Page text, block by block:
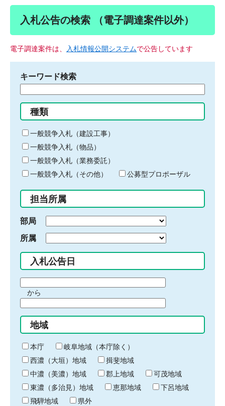
入札公告の検索 （電子調達案件以外）
電子調達案件は、 入札情報公開システムで公告しています
キーワード検索
る
キ
ー
ワ
ー
ド
入
力
種類
一般競争入札（建設工事）
一般競争入札（物品）
一般競争入札（業務委託）
一般競争入札（その他）
公募型プロポーザル
担当所属
部局
所属
入札公告日
間
始
り
から
間
終
わ
り
地域
本庁
岐阜地域（本庁除く）
西濃（大垣）地域
揖斐地域
中濃（美濃）地域
郡上地域
可茂地域
東濃（多治見）地域
恵那地域
下呂地域
飛騨地域
県外